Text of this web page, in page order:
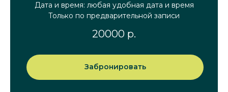
Дата и время: любая удобная дата и время
Только по предварительной записи
20000 р.
Забронировать